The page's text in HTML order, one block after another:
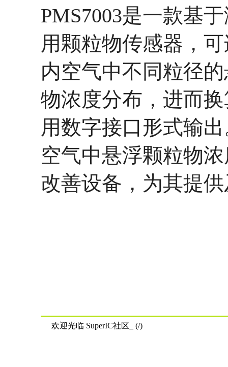
PMS7003是一款基
用颗粒物传感器，
内空气中不同粒径
物浓度分布，进而
用数字接口 形式输
空气中悬浮颗粒物
改善设备，为其提
欢迎光临 SuperIC社区_ (/)